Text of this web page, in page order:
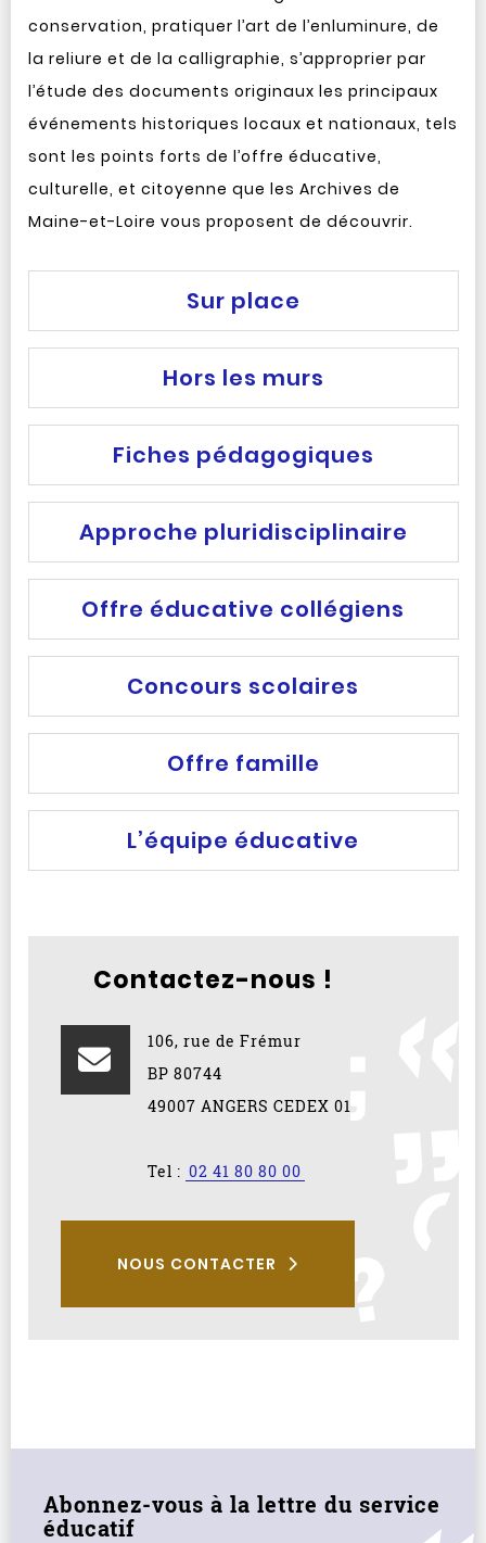
conservation, pratiquer l’art de l’enluminure, de
la reliure et de la calligraphie, s’approprier par
l’étude des documents originaux les principaux
événements historiques locaux et nationaux, tels
sont les points forts de l’offre éducative,
culturelle, et citoyenne que les Archives de
Maine-et-Loire vous proposent de découvrir.
Sur place
Hors les murs
Fiches pédagogiques
Approche pluridisciplinaire
Offre éducative collégiens
Concours scolaires
Offre famille
L’équipe éducative
Contactez-nous !
106, rue de Frémur
BP 80744
49007 ANGERS CEDEX 01
Tel : 02 41 80 80 00
NOUS CONTACTER
Abonnez-vous à la lettre du service
éducatif